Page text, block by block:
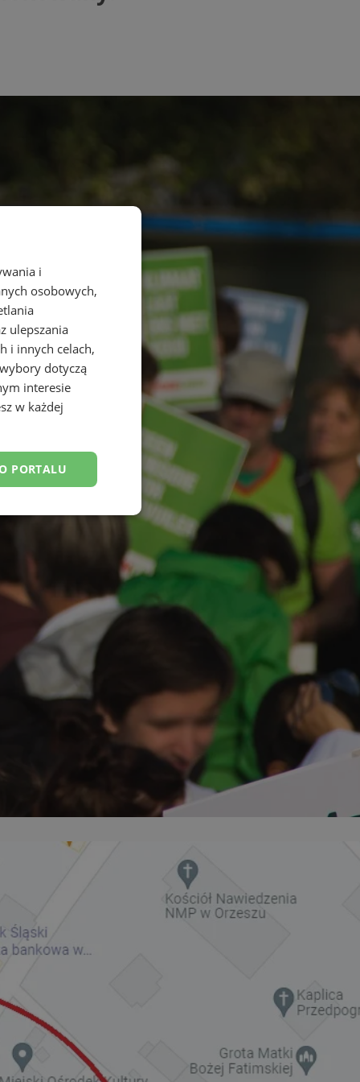
i
osobowych,
ulepszania
i innych celach,
dotyczą
interesie
w każdej
PORTALU
użytkownika i
sesji.
sesji.
sesji.
o zgodzie
dotyczących
i ustawień
w kolejnych
ludzi i botów. Jest
ponieważ
na temat
Cookie-
dotyczących
to konieczne,
poprawnie.
ludzi i botów. Jest
ponieważ
na temat